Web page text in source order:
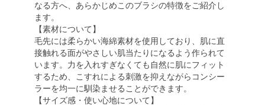
なる方へ、あらかじめこのブラシの特徴をご紹介し
ます。
【素材について】
毛先には柔らかい海綿素材を使用しており、肌に直
接触れる面がやさしい肌当たりになるよう作られて
います。力を入れすぎなくても自然に肌にフィット
するため、こすれによる刺激を抑えながらコンシー
ラーを均一に馴染ませることができます。
【サイズ感・使い心地について】